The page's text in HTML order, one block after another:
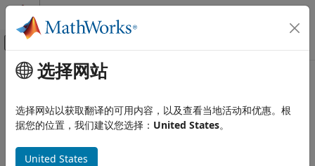
跳到内容
画布外导航菜单切换
文档主页
Automotive
主要内容
How useful was this information?
选择网站
选择网站以获取翻译的可用内容，以及查看当地活动和优惠。根
据您的位置，我们建议您选择： United States。
United States